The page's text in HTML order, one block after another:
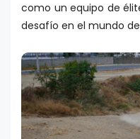
como un equipo de
desafío en el mundo